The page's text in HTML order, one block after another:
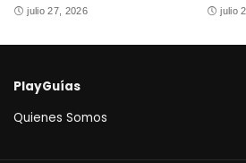
julio 27, 2026 julio
PlayGuías
Quienes Somos